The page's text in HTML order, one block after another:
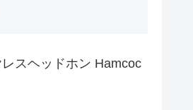
スヘッドホン Hamcoc